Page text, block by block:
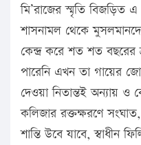
মি’রাজের স্মৃতি বিজড়িত
শাসনামল থেকে
কেন্দ্র করে শত শত
পারেনি এখন তা গায়ের
দেওয়া নিতান্তই অন্যায়
কলিজার রক্তক্ষরণে সংঘাত,
শান্তি উবে যাবে, স্বাধীন